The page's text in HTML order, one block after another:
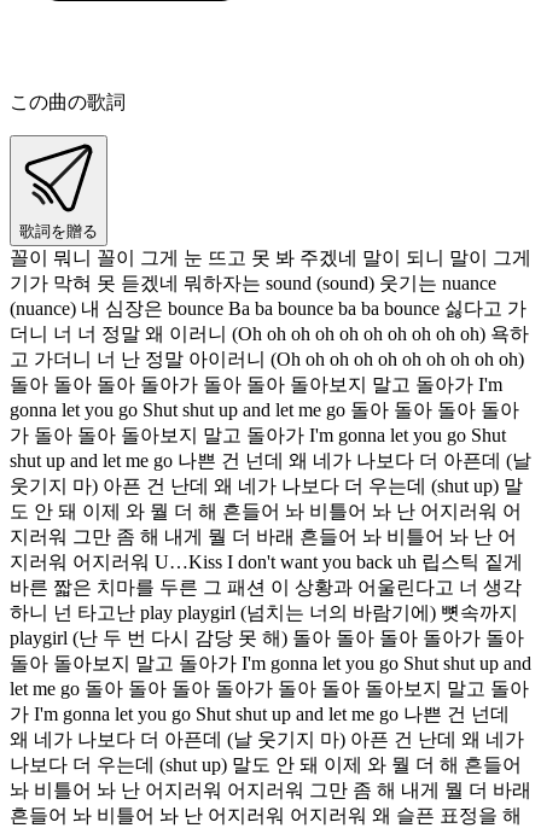
この曲の歌詞
歌詞を贈る
꼴이 뭐니 꼴이 그게 눈 뜨고 못 봐 주겠네 말이 되니 말이 그게
기가 막혀 못 듣겠네 뭐하자는 sound (sound) 웃기는 nuance
(nuance) 내 심장은 bounce Ba ba bounce ba ba bounce 싫다고 가
더니 너 너 정말 왜 이러니 (Oh oh oh oh oh oh oh oh oh oh) 욕하
고 가더니 너 난 정말 아이러니 (Oh oh oh oh oh oh oh oh oh oh)
돌아 돌아 돌아 돌아가 돌아 돌아 돌아보지 말고 돌아가 I'm
gonna let you go Shut shut up and let me go 돌아 돌아 돌아 돌아
가 돌아 돌아 돌아보지 말고 돌아가 I'm gonna let you go Shut
shut up and let me go 나쁜 건 넌데 왜 네가 나보다 더 아픈데 (날
웃기지 마) 아픈 건 난데 왜 네가 나보다 더 우는데 (shut up) 말
도 안 돼 이제 와 뭘 더 해 흔들어 놔 비틀어 놔 난 어지러워 어
지러워 그만 좀 해 내게 뭘 더 바래 흔들어 놔 비틀어 놔 난 어
지러워 어지러워 U…Kiss I don't want you back uh 립스틱 짙게
바른 짧은 치마를 두른 그 패션 이 상황과 어울린다고 너 생각
하니 넌 타고난 play playgirl (넘치는 너의 바람기에) 뼛속까지
playgirl (난 두 번 다시 감당 못 해) 돌아 돌아 돌아 돌아가 돌아
돌아 돌아보지 말고 돌아가 I'm gonna let you go Shut shut up and
let me go 돌아 돌아 돌아 돌아가 돌아 돌아 돌아보지 말고 돌아
가 I'm gonna let you go Shut shut up and let me go 나쁜 건 넌데
왜 네가 나보다 더 아픈데 (날 웃기지 마) 아픈 건 난데 왜 네가
나보다 더 우는데 (shut up) 말도 안 돼 이제 와 뭘 더 해 흔들어
놔 비틀어 놔 난 어지러워 어지러워 그만 좀 해 내게 뭘 더 바래
흔들어 놔 비틀어 놔 난 어지러워 어지러워 왜 슬픈 표정을 해